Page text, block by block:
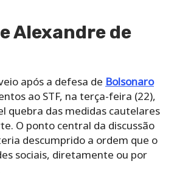
Alexandre de
após a defesa de Bolsonaro
ao STF, na terça-feira (22),
quebra das medidas cautelares
O ponto central da discussão
descumprido a ordem que o
sociais, diretamente ou por